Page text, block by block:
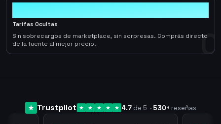
0
Tarifas Ocultas
Sin sobrecargos de marketplace, sin sorpresas. Comprás directo
de la fuente al mejor precio.
Trustpilot 4.7 de 5 · 530+ reseñas